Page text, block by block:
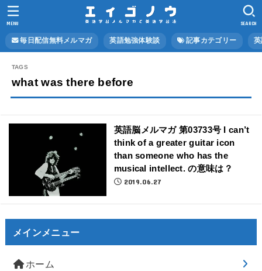
毎日配信無料メルマガ 英語勉強体験談 記事カテゴリー
SEARCH
MENU
what was there before
英語脳メルマガ 第03733号 I can’t
think of a greater guitar icon
than someone who has the
musical intellect. の意味は？
2019.06.27
メインメニュー
ホーム